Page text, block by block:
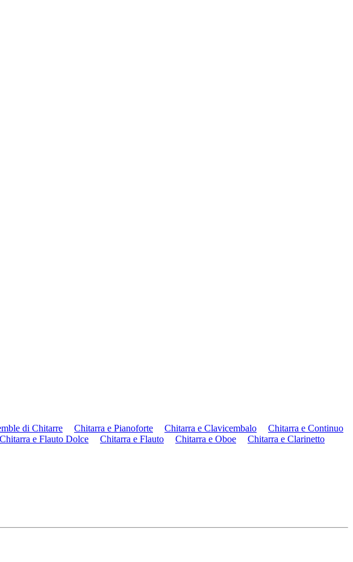
di Chitarre Chitarra e Pianoforte Chitarra e Clavicembalo
Chitarra e Continuo
Chitarra e Flauto Dolce Chitarra e Flauto Chitarra e Oboe
Chitarra e Clarinetto